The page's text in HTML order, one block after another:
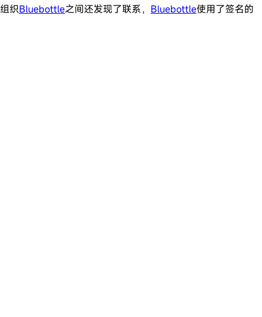
织Bluebottle之间还发现了联系， Bluebottle使用了签名的